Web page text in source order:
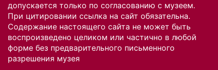
допускается только по согласованию с музеем.
При цитировании ссылка на сайт обязательна.
Содержание настоящего сайта не может быть
воспроизведено целиком или частично в любой
форме без предварительного письменного
разрешения музея